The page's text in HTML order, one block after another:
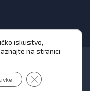
| WEB
iskustvo,
na stranici
Close GDPR